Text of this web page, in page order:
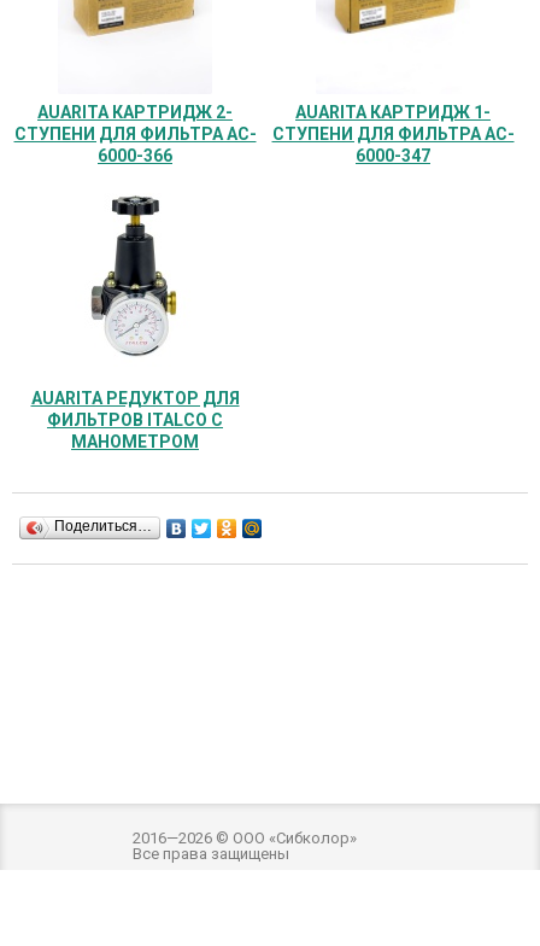
AUARITA КАРТРИДЖ 2-
СТУПЕНИ ДЛЯ ФИЛЬТРА AC-
6000-366
AUARITA КАРТРИДЖ 1-
СТУПЕНИ ДЛЯ ФИЛЬТРА AC-
6000-347
AUARITA РЕДУКТОР ДЛЯ
ФИЛЬТРОВ ITALCO С
МАНОМЕТРОМ
Поделиться…
2016—2026 © ООО «Сибколор»
Все права защищены